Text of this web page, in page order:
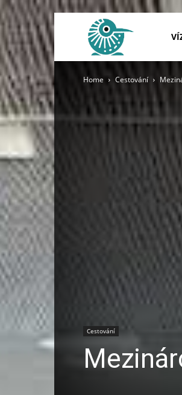
Zéland
Víza,
Práce,
Pojištění,
Cestování,
Home Cestování
Cestování